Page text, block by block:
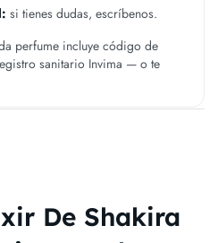
si tienes dudas, escríbenos.
perfume incluye código de
sanitario Invima — o te
De Shakira